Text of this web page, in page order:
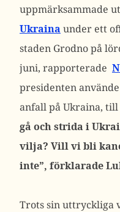
uppmärksammade
Ukraina under ett
staden Grodno på
juni, rapporterade
presidenten
anfall på Ukraina, till
gå och strida i
vilja? Vill vi bli
inte”, förklarade
Trots sin uttryckliga